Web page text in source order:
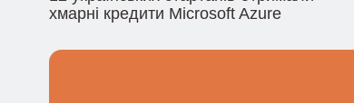
хмарні кредити Microsoft Azure